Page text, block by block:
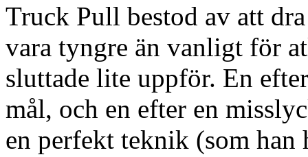
Truck Pull bestod av att
vara tyngre än vanligt för
sluttade lite uppför. En
mål, och en efter en
en perfekt teknik (som han